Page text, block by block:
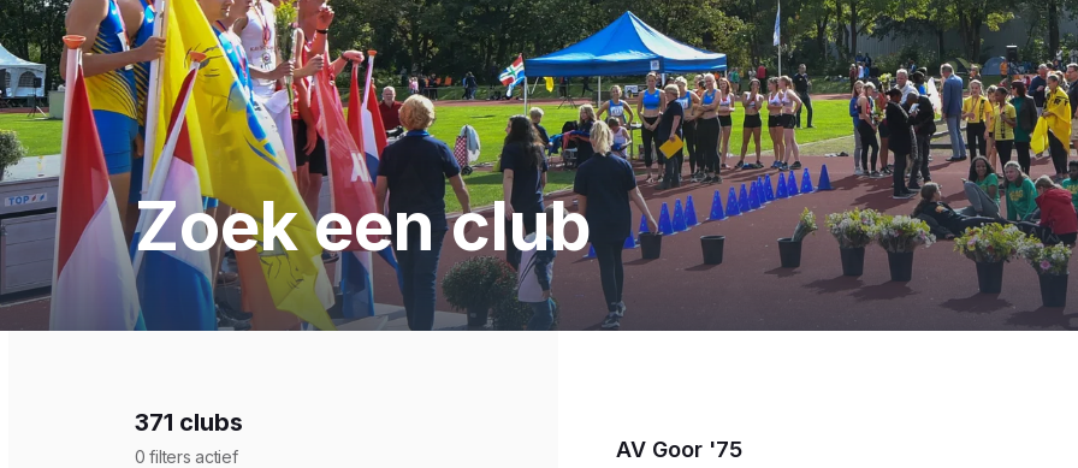
Zoek een club
371 clubs
0 filters actief AV Goor '75